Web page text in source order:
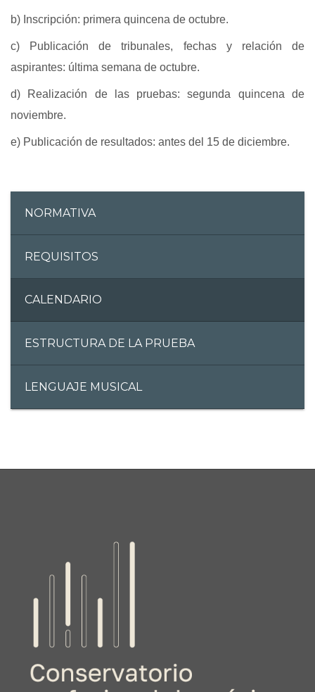
b) Inscripción: primera quincena de octubre.
c) Publicación de tribunales, fechas y relación de
aspirantes: última semana de octubre.
d) Realización de las pruebas: segunda quincena de
noviembre.
e) Publicación de resultados: antes del 15 de diciembre.
NORMATIVA
REQUISITOS
CALENDARIO
ESTRUCTURA DE LA PRUEBA
LENGUAJE MUSICAL